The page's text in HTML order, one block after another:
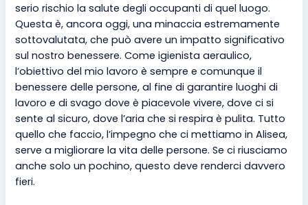
serio rischio la salute degli occupanti di quel luogo.
Questa è, ancora oggi, una minaccia estremamente
sottovalutata, che può avere un impatto significativo
sul nostro benessere. Come igienista aeraulico,
l’obiettivo del mio lavoro è sempre e comunque il
benessere delle persone, al fine di garantire luoghi di
lavoro e di svago dove è piacevole vivere, dove ci si
sente al sicuro, dove l’aria che si respira è pulita. Tutto
quello che faccio, l’impegno che ci mettiamo in Alisea,
serve a migliorare la vita delle persone. Se ci riusciamo
anche solo un pochino, questo deve renderci davvero
fieri.